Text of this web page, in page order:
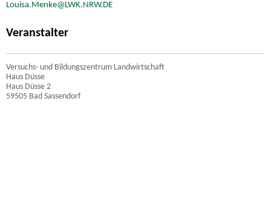
Louisa.Menke@LWK.NRW.DE
Veranstalter
Versuchs- und Bildungszentrum Landwirtschaft
Haus Düsse
Haus Düsse 2
59505 Bad Sassendorf